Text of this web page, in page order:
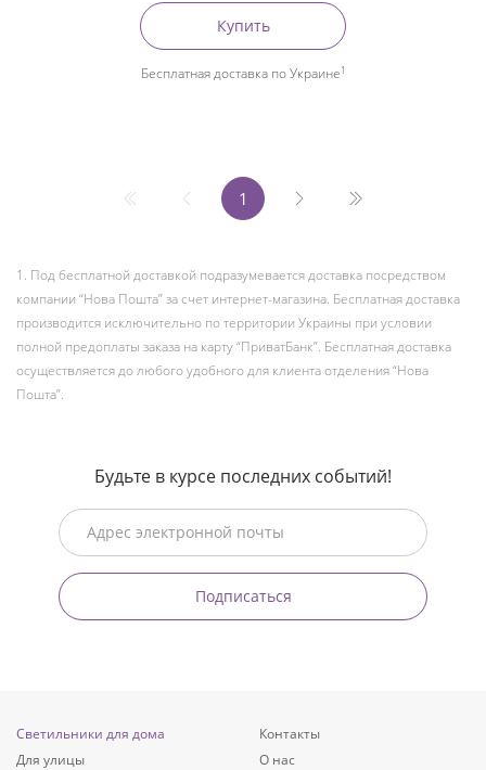
Купить
Бесплатная доставка по Украине1
1
1. Под бесплатной доставкой подразумевается доставка посредством
компании “Нова Пошта” за счет интернет-магазина. Бесплатная доставка
производится исключительно по территории Украины при условии
полной предоплаты заказа на карту “ПриватБанк”. Бесплатная доставка
осуществляется до любого удобного для клиента отделения “Нова
Пошта”.
Будьте в курсе последних событий!
Подписаться
Светильники для дома
Для улицы
Контакты
О нас